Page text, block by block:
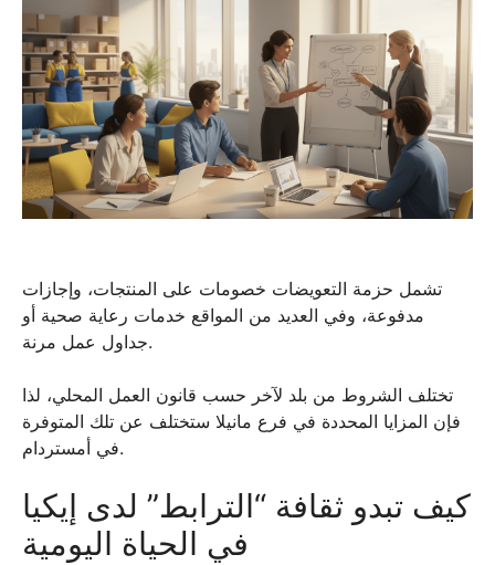
تشمل حزمة التعويضات خصومات على المنتجات، وإجازات
مدفوعة، وفي العديد من المواقع خدمات رعاية صحية أو
جداول عمل مرنة.
تختلف الشروط من بلد لآخر حسب قانون العمل المحلي، لذا
فإن المزايا المحددة في فرع مانيلا ستختلف عن تلك المتوفرة
في أمستردام.
كيف تبدو ثقافة “الترابط” لدى إيكيا
في الحياة اليومية